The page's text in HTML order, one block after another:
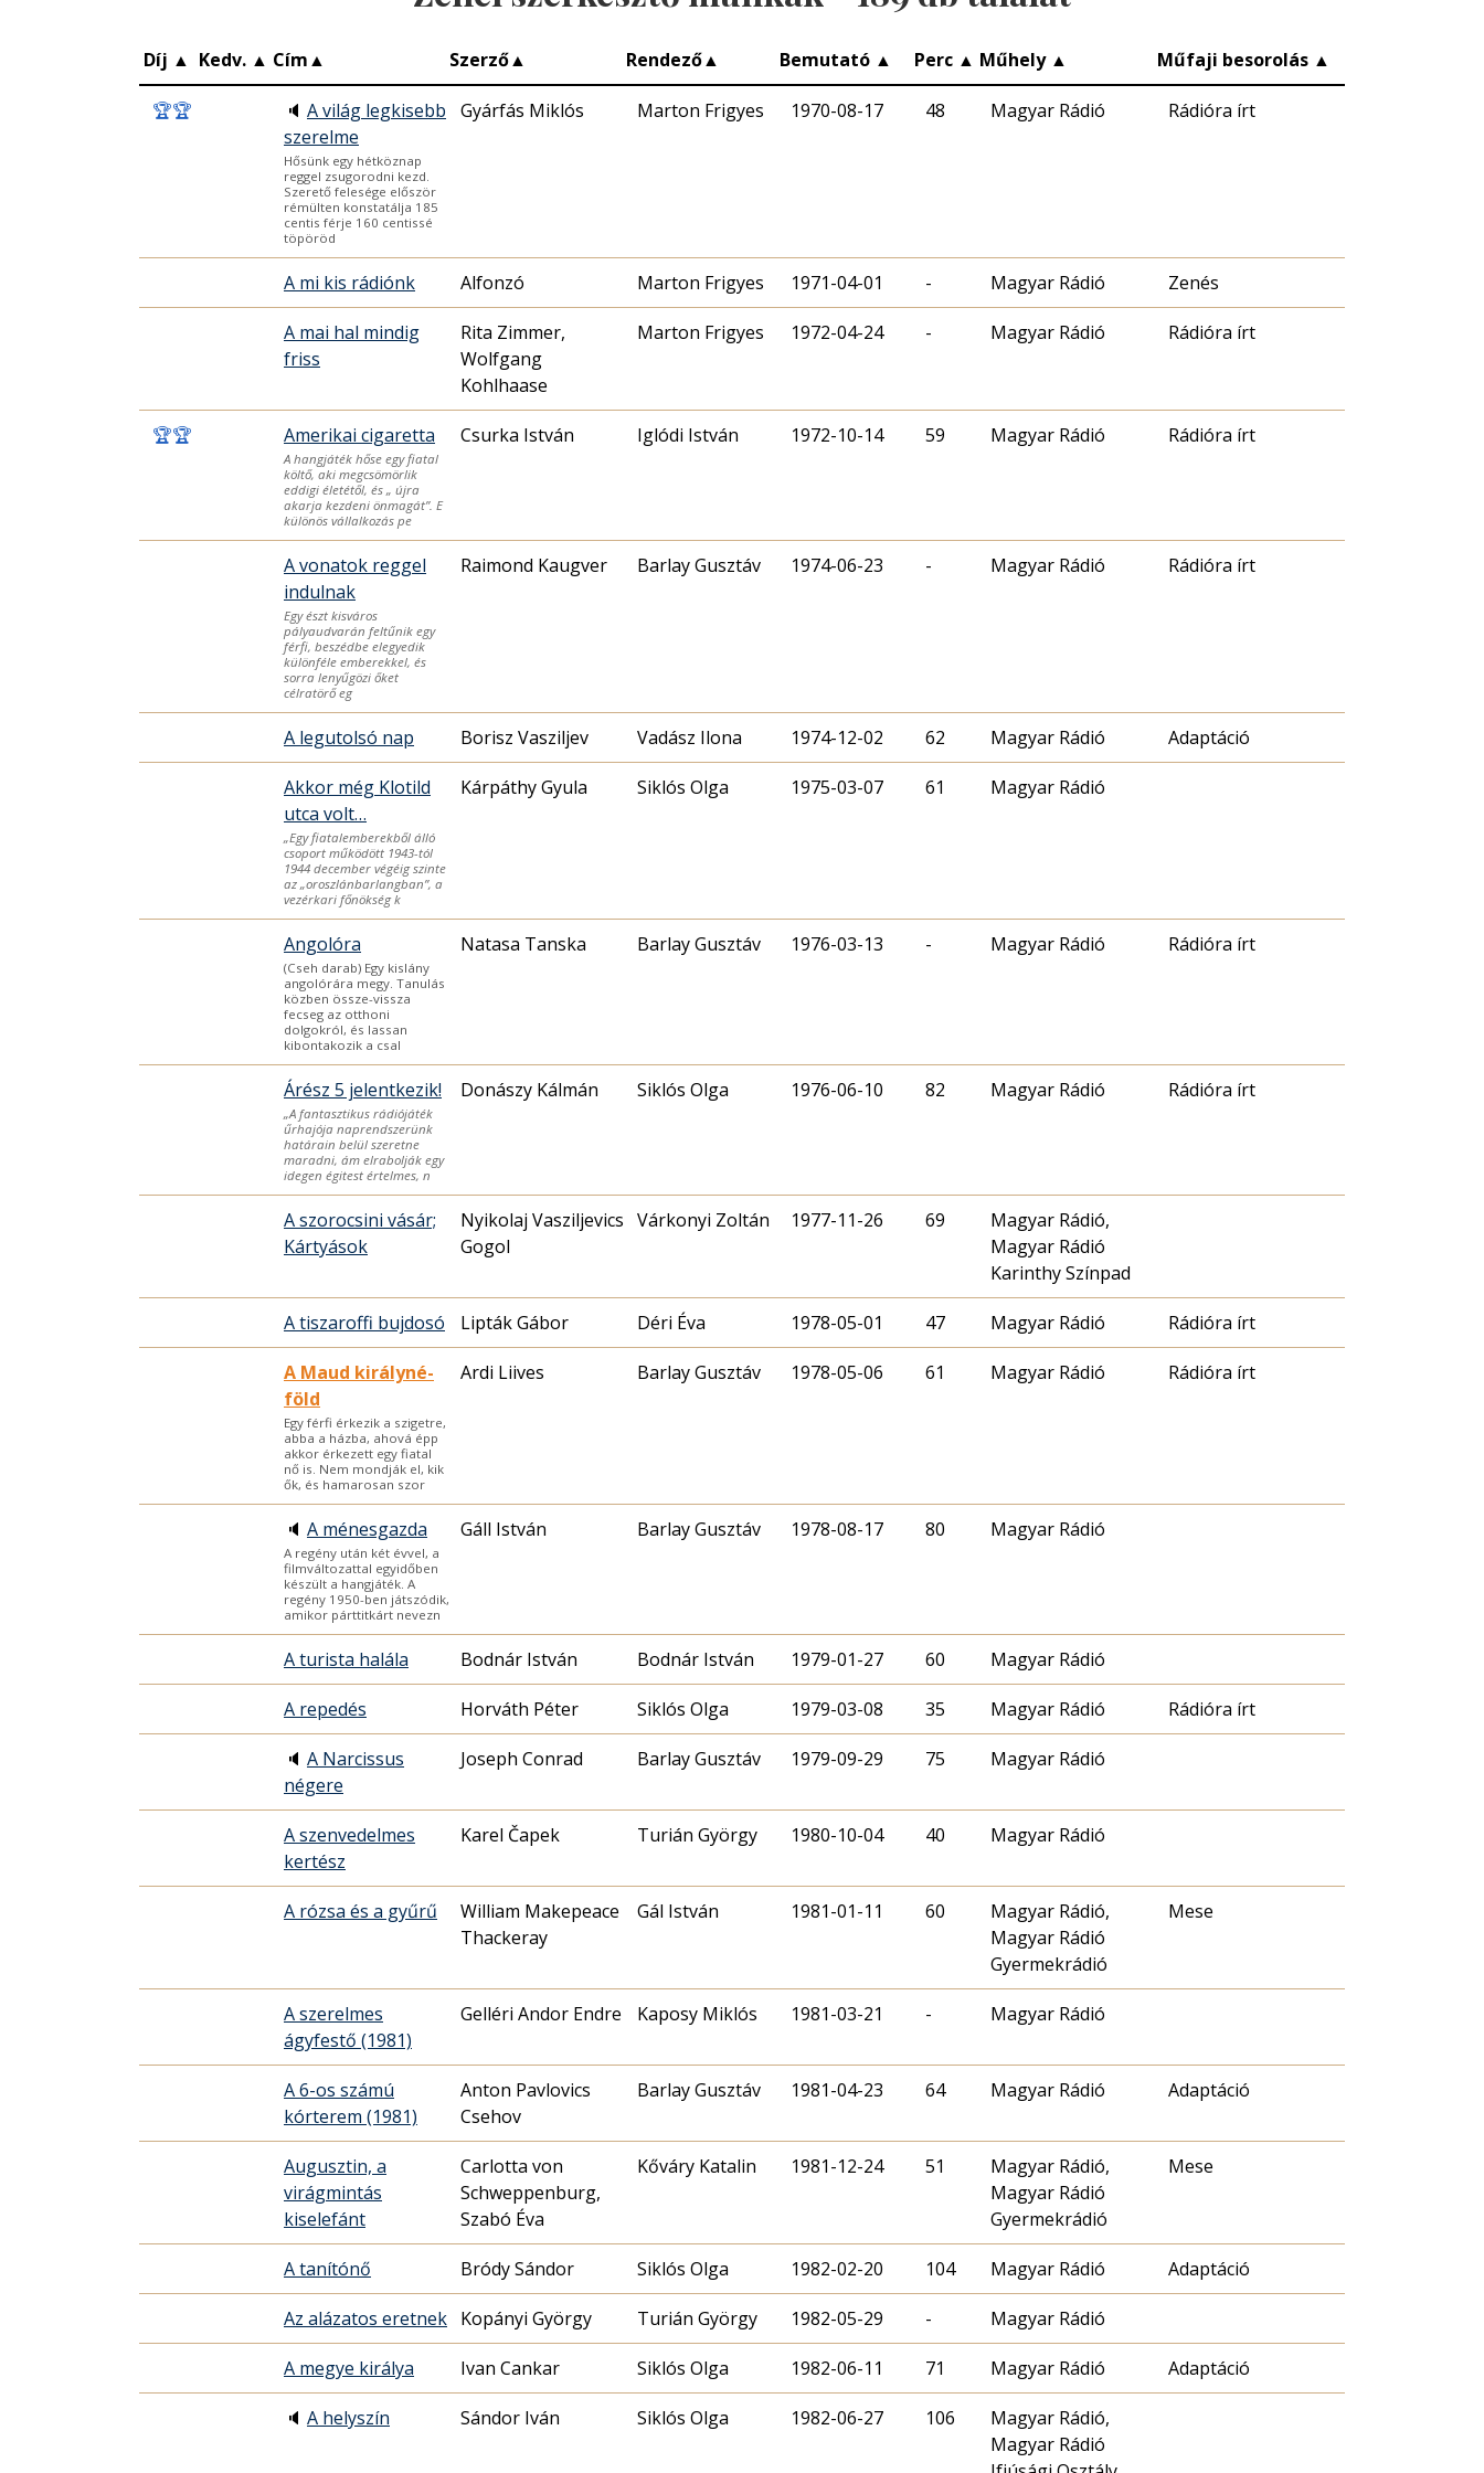
Díj ▲ Kedv. ▲ Cím▲ Szerző▲ Rendező▲ Bemutató ▲ Perc ▲ Műhely ▲ Műfaji besorolás ▲
🏆🏆 🔈 A világ legkisebb
szerelme
Hősünk egy hétköznap
reggel zsugorodni kezd.
Szerető felesége először
rémülten konstatálja 185
centis férje 160 centissé
töpöröd
Gyárfás Miklós Marton Frigyes 1970-08-17 48 Magyar Rádió Rádióra írt
A mi kis rádiónk Alfonzó Marton Frigyes 1971-04-01 - Magyar Rádió Zenés
A mai hal mindig
friss
Rita Zimmer,
Wolfgang
Kohlhaase
Marton Frigyes 1972-04-24 - Magyar Rádió Rádióra írt
🏆🏆 Amerikai cigaretta
A hangjáték hőse egy fiatal
költő, aki megcsömörlik
eddigi életétől, és „ újra
akarja kezdeni önmagát”. E
különös vállalkozás pe
Csurka István Iglódi István 1972-10-14 59 Magyar Rádió Rádióra írt
A vonatok reggel
indulnak
Egy észt kisváros
pályaudvarán feltűnik egy
férfi, beszédbe elegyedik
különféle emberekkel, és
sorra lenyűgözi őket
célratörő eg
Raimond Kaugver Barlay Gusztáv 1974-06-23 - Magyar Rádió Rádióra írt
A legutolsó nap Borisz Vasziljev Vadász Ilona 1974-12-02 62 Magyar Rádió Adaptáció
Akkor még Klotild
utca volt…
„Egy fiatalemberekből álló
csoport működött 1943-tól
1944 december végéig szinte
az „oroszlánbarlangban”, a
vezérkari főnökség k
Kárpáthy Gyula Siklós Olga 1975-03-07 61 Magyar Rádió
Angolóra
(Cseh darab) Egy kislány
angolórára megy. Tanulás
közben össze-vissza
fecseg az otthoni
dolgokról, és lassan
kibontakozik a csal
Natasa Tanska Barlay Gusztáv 1976-03-13 - Magyar Rádió Rádióra írt
Árész 5 jelentkezik!
„A fantasztikus rádiójáték
űrhajója naprendszerünk
határain belül szeretne
maradni, ám elrabolják egy
idegen égitest értelmes, n
Donászy Kálmán Siklós Olga 1976-06-10 82 Magyar Rádió Rádióra írt
A szorocsini vásár;
Kártyások
Nyikolaj Vasziljevics
Gogol
Várkonyi Zoltán 1977-11-26 69
Magyar Rádió,
Magyar Rádió
Karinthy Színpad
A tiszaroffi bujdosó Lipták Gábor Déri Éva 1978-05-01 47 Magyar Rádió Rádióra írt
A Maud királyné-
föld
Egy férfi érkezik a szigetre,
abba a házba, ahová épp
akkor érkezett egy fiatal
nő is. Nem mondják el, kik
ők, és hamarosan szor
Ardi Liives Barlay Gusztáv 1978-05-06 61 Magyar Rádió Rádióra írt
🔈 A ménesgazda
A regény után két évvel, a
filmváltozattal egyidőben
készült a hangjáték. A
regény 1950-ben játszódik,
amikor párttitkárt nevezn
Gáll István Barlay Gusztáv 1978-08-17 80 Magyar Rádió
A turista halála Bodnár István Bodnár István 1979-01-27 60 Magyar Rádió
A repedés Horváth Péter Siklós Olga 1979-03-08 35 Magyar Rádió Rádióra írt
🔈 A Narcissus
négere
Joseph Conrad Barlay Gusztáv 1979-09-29 75 Magyar Rádió
A szenvedelmes
kertész
Karel Čapek Turián György 1980-10-04 40 Magyar Rádió
A rózsa és a gyűrű
William Makepeace
Thackeray
Gál István 1981-01-11 60
Magyar Rádió,
Magyar Rádió
Gyermekrádió
Mese
A szerelmes
ágyfestő (1981)
Gelléri Andor Endre Kaposy Miklós 1981-03-21 - Magyar Rádió
A 6-os számú
kórterem (1981)
Anton Pavlovics
Csehov
Barlay Gusztáv 1981-04-23 64 Magyar Rádió Adaptáció
Augusztin, a
virágmintás
kiselefánt
Carlotta von
Schweppenburg,
Szabó Éva
Kőváry Katalin 1981-12-24 51
Magyar Rádió,
Magyar Rádió
Gyermekrádió
Mese
A tanítónő Bródy Sándor Siklós Olga 1982-02-20 104 Magyar Rádió Adaptáció
Az alázatos eretnek Kopányi György Turián György 1982-05-29 - Magyar Rádió
A megye királya Ivan Cankar Siklós Olga 1982-06-11 71 Magyar Rádió Adaptáció
🔈 A helyszín Sándor Iván Siklós Olga 1982-06-27 106
Magyar Rádió,
Magyar Rádió